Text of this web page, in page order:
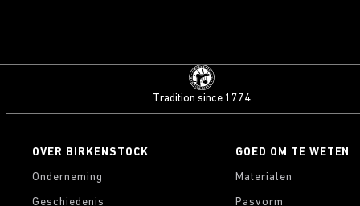
Tradition since 1774
OVER BIRKENSTOCK
Onderneming
Geschiedenis
GOED OM TE WETEN
Materialen
Pasvorm